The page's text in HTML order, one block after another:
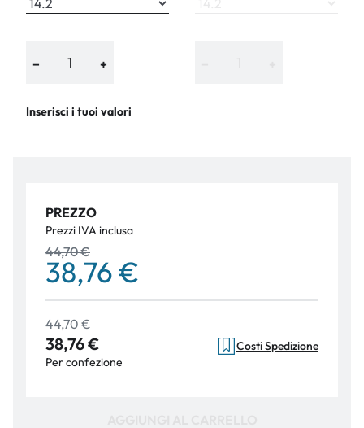
− +
Inserisci i tuoi valori
PREZZO
Prezzi IVA inclusa
44,70 €
38,76 €
44,70 €
38,76 €
Per confezione
Costi Spedizione